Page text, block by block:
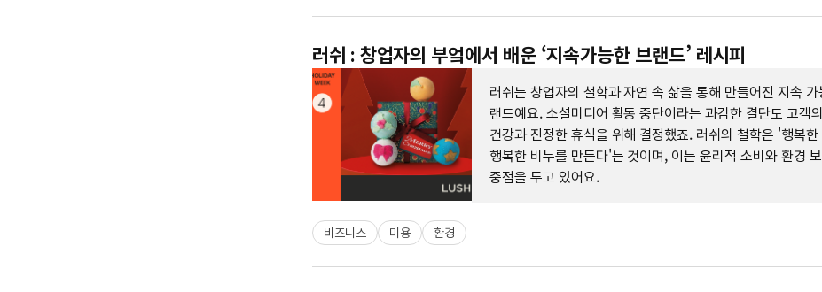
러쉬 : 창업자의 부엌에서 배운 ‘지속가능한 브랜드’ 레시피
러쉬는 창업자의 철학과 자연 속 삶을 통해 만들어진 지속 가
랜드예요. 소셜미디어 활동 중단이라는 과감한 결단도 고객
건강과 진정한 휴식을 위해 결정했죠. 러쉬의 철학은 '행복한
행복한 비누를 만든다'는 것이며, 이는 윤리적 소비와 환경 보
중점을 두고 있어요.
비즈니스 미용 환경